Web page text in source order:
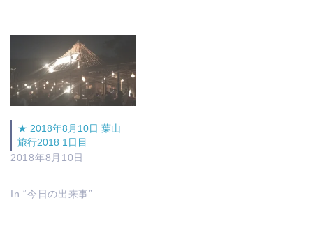
★ 2018年8月10日 葉山
旅行2018 1日目
2018年8月10日
In “今日の出来事”